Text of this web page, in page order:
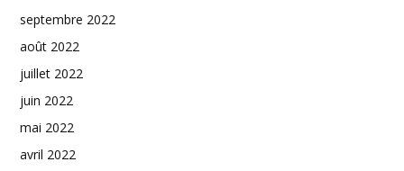
septembre 2022
août 2022
juillet 2022
juin 2022
mai 2022
avril 2022